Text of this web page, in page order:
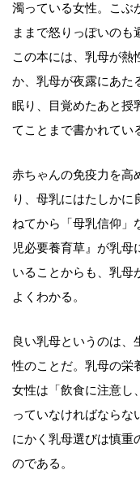
濁っている女性。こぶ
ままで怒りっぽいのも
この本には、乳母が熱
か、乳母が夜露にあた
眠り、目覚めたあと授
てことまで書かれてい
赤ちゃんの免疫力を高
り、母乳にはたしかに
ねてから「母乳信仰」
児必要養育草』が乳母
いることからも、乳母
よくわかる。
良い乳母というのは、
性のことだ。乳母の栄
女性は「飲食に注意し
っていなければならな
にかく乳母選びは慎重
のである。